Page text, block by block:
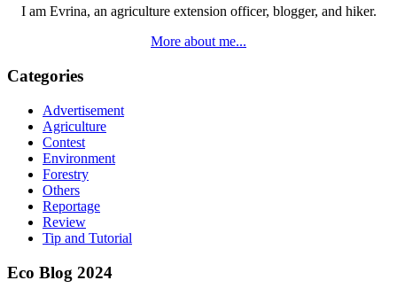
I am Evrina, an agriculture extension officer, blogger, and hiker.
More about me...
Categories
Advertisement
Agriculture
Contest
Environment
Forestry
Others
Reportage
Review
Tip and Tutorial
Eco Blog 2024